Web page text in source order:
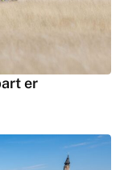
er